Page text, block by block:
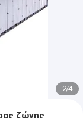
2/4